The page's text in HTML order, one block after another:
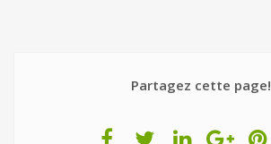
Partagez cette page!